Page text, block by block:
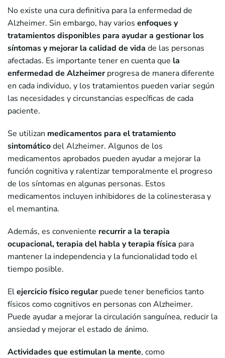
No existe una cura definitiva para la enfermedad de
Alzheimer. Sin embargo, hay varios enfoques y
tratamientos disponibles para ayudar a gestionar los
síntomas y mejorar la calidad de vida de las personas
afectadas. Es importante tener en cuenta que la
enfermedad de Alzheimerprogresa de manera diferente
en cada individuo, y los tratamientos pueden variar según
las necesidades y circunstancias específicas de cada
paciente.
Se utilizan medicamentos para el tratamiento
sintomáticodel Alzheimer. Algunos de los
medicamentos aprobados pueden ayudar a mejorar la
función cognitiva y ralentizar temporalmente el progreso
de los síntomas en algunas personas. Estos
medicamentos incluyen inhibidores de la colinesterasa y
el memantina.
Además, es conveniente recurrir a la terapia
ocupacional, terapia del habla y terapia física para
mantener la independencia y la funcionalidad todo el
tiempo posible.
Elejercicio físico regularpuede tener beneficios tanto
físicos como cognitivos en personas con Alzheimer.
Puede ayudar a mejorar la circulación sanguínea, reducir la
ansiedad y mejorar el estado de ánimo.
Actividades que estimulan la mente, como